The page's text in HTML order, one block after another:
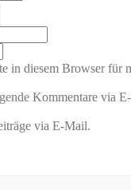
in diesem Browser für
Kommentare via
via E-Mail.